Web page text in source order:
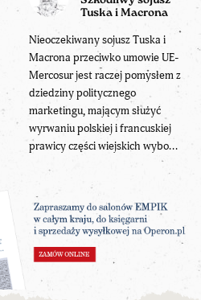
Tuska i Macrona
Nieoczekiwany sojusz Tuska i
Macrona przeciwko umowie UE-
Mercosur jest raczej pomysłem z
dziedziny politycznego
marketingu, mającym służyć
wyrwaniu polskiej i francuskiej
prawicy części wiejskich wybo...